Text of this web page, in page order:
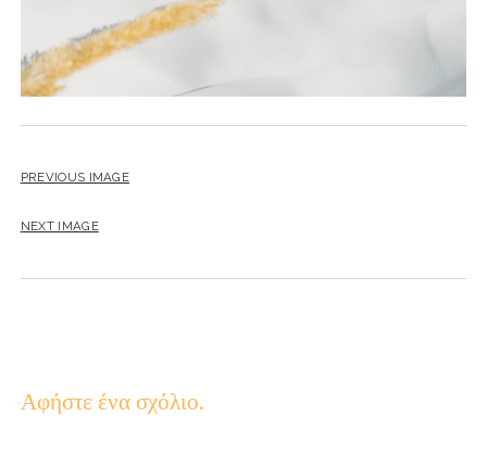
PREVIOUS IMAGE
NEXT IMAGE
Αφήστε ένα σχόλιο.